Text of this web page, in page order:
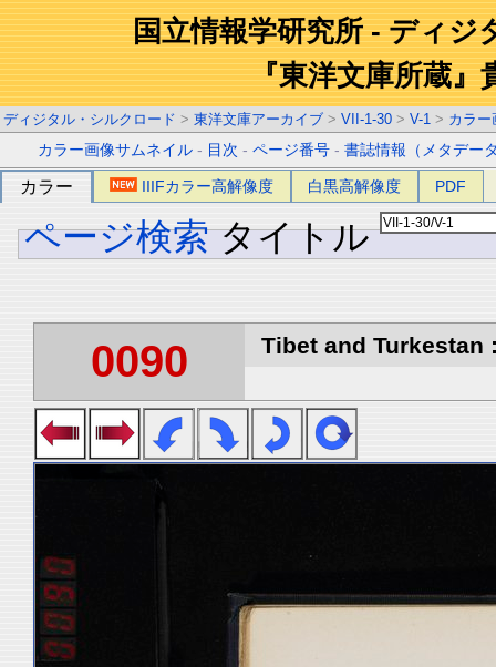
国立情報学研究所 - ディジ
『東洋文庫所蔵』
ディジタル・シルクロード > 東洋文庫アーカイブ > VII-1-30 > V-1 > カラー
カラー画像サムネイル - 目次 -ページ番号 -書誌情報（メタデー
カラー IIIFカラー高解像度 白黒高解像度 PDF
ページ検索 タイトル
0090 Tibet and Turkestan